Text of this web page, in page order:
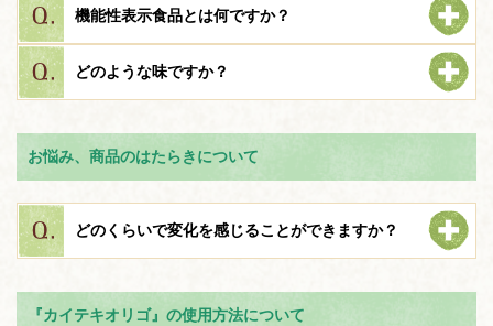
機能性表示食品とは何ですか？
どのような味ですか？
お悩み、商品のはたらきについて
どのくらいで変化を感じることができますか？
『カイテキオリゴ』の使用方法について